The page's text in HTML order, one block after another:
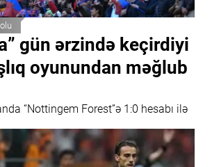
gün ərzində keçirdiyi
oyunundan məğlub
“Nottingem Forest”ə 1:0 hesabı ilə